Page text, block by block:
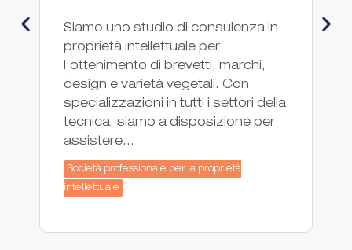
Siamo uno studio di consulenza in
proprietà intellettuale per
l’ottenimento di brevetti, marchi,
design e varietà vegetali. Con
specializzazioni in tutti i settori della
tecnica, siamo a disposizione per
assistere...
Società professionale per la proprietà
intellettuale